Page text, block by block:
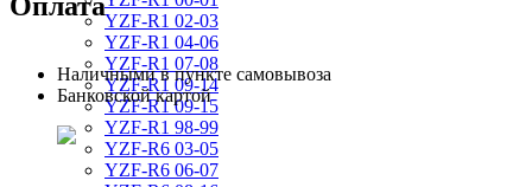
YZF-R1 02-03
YZF-R1 04-06
YZF-R1 07-08
YZF-R1 09-14
YZF-R1 09-15
YZF-R1 98-99
YZF-R6 03-05
YZF-R6 06-07
Наличными в пункте самовывоза
Банковской картой